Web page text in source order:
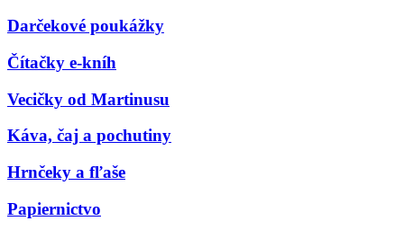
Darčekové poukážky
Čítačky e-kníh
Vecičky od Martinusu
Káva, čaj a pochutiny
Hrnčeky a fľaše
Papiernictvo